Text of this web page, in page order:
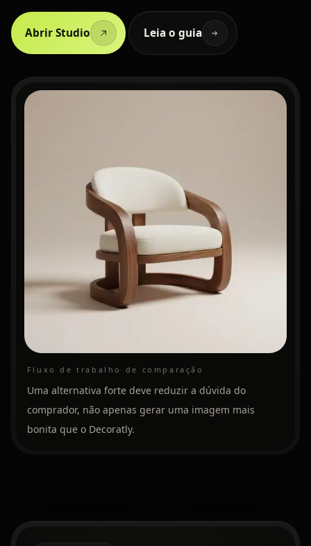
Abrir Studio Leia o guia
Fluxo de trabalho de comparação
Uma alternativa forte deve reduzir a dúvida do
comprador, não apenas gerar uma imagem mais
bonita que o Decoratly.